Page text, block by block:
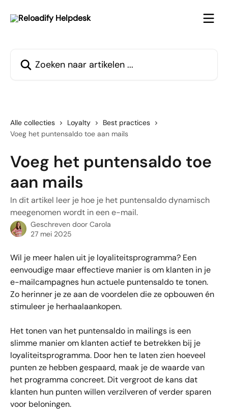
Alle collecties Loyalty
Best practices
Voeg het puntensaldo toe aan mails
Voeg het puntensaldo toe
aan mails
In dit artikel leer je hoe je het puntensaldo dynamisch
meegenomen wordt in een e-mail.
Geschreven door Carola
27 mei 2025
Wil je meer halen uit je loyaliteitsprogramma? Een
eenvoudige maar effectieve manier is om klanten in je
e-mailcampagnes hun actuele puntensaldo te tonen.
Zo herinner je ze aan de voordelen die ze opbouwen én
stimuleer je herhaalaankopen.
Het tonen van het puntensaldo in mailings is een
slimme manier om klanten actief te betrekken bij je
loyaliteitsprogramma. Door hen te laten zien hoeveel
punten ze hebben gespaard, maak je de waarde van
het programma concreet. Dit vergroot de kans dat
klanten hun punten willen verzilveren of verder sparen
voor beloningen.